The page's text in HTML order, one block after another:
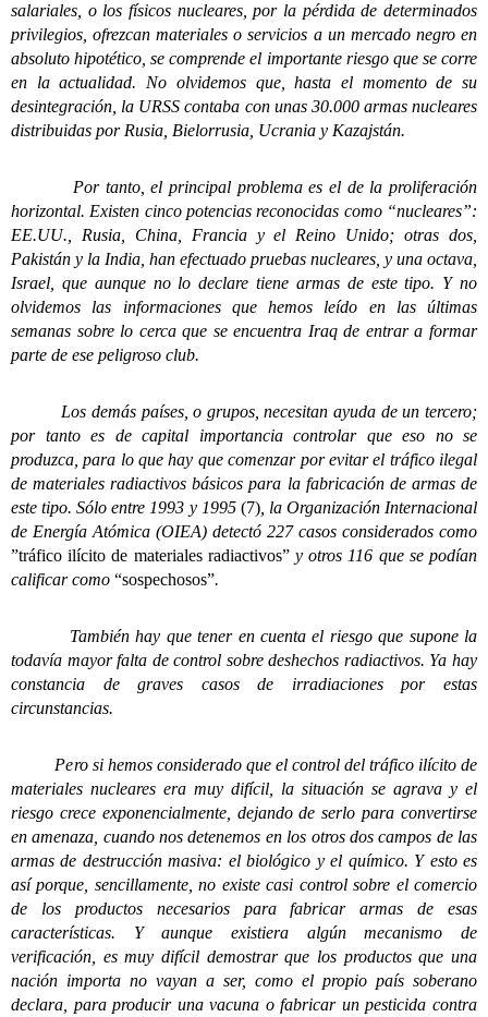
salariales, o los físicos nucleares, por la pérdida de determinados
privilegios, ofrezcan materiales o servicios a un mercado negro en
absoluto hipotético, se comprende el importante riesgo que se corre
en la actualidad. No olvidemos que, hasta el momento de su
desintegración, la URSS contaba con unas 30.000 armas nucleares
distribuidas por Rusia, Bielorrusia, Ucrania y Kazajstán.
Por tanto, el principal problema es el de la proliferación
horizontal. Existen cinco potencias reconocidas como “nucleares”:
EE.UU., Rusia, China, Francia y el Reino Unido; otras dos,
Pakistán y la India, han efectuado pruebas nucleares, y una octava,
Israel, que aunque no lo declare tiene armas de este tipo. Y no
olvidemos las informaciones que hemos leído en las últimas
semanas sobre lo cerca que se encuentra Iraq de entrar a formar
parte de ese peligroso club.
Los demás países, o grupos, necesitan ayuda de un tercero;
por tanto es de capital importancia controlar que eso no se
produzca, para lo que hay que comenzar por evitar el tráfico ilegal
de materiales radiactivos básicos para la fabricación de armas de
este tipo. Sólo entre 1993 y 1995 (7), la Organización Internacional
de Energía Atómica (OIEA) detectó 227 casos considerados como
”tráfico ilícito de materiales radiactivos” y otros 116 que se podían
calificar como “sospechosos”.
También hay que tener en cuenta el riesgo que supone la
todavía mayor falta de control sobre deshechos radiactivos. Ya hay
constancia de graves casos de irradiaciones por estas
circunstancias.
Pero si hemos considerado que el control del tráfico ilícito de
materiales nucleares era muy difícil, la situación se agrava y el
riesgo crece exponencialmente, dejando de serlo para convertirse
en amenaza, cuando nos detenemos en los otros dos campos de las
armas de destrucción masiva: el biológico y el químico. Y esto es
así porque, sencillamente, no existe casi control sobre el comercio
de los productos necesarios para fabricar armas de esas
características. Y aunque existiera algún mecanismo de
verificación, es muy difícil demostrar que los productos que una
nación importa no vayan a ser, como el propio país soberano
declara, para producir una vacuna o fabricar un pesticida contra